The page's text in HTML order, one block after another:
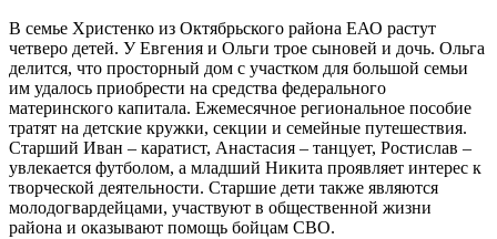
В семье Христенко из Октябрьского района ЕАО растут
четверо детей. У Евгения и Ольги трое сыновей и дочь. Ольга
делится, что просторный дом с участком для большой семьи
им удалось приобрести на средства федерального
материнского капитала. Ежемесячное региональное пособие
тратят на детские кружки, секции и семейные путешествия.
Старший Иван – каратист, Анастасия – танцует, Ростислав –
увлекается футболом, а младший Никита проявляет интерес к
творческой деятельности. Старшие дети также являются
молодогвардейцами, участвуют в общественной жизни
района и оказывают помощь бойцам СВО.